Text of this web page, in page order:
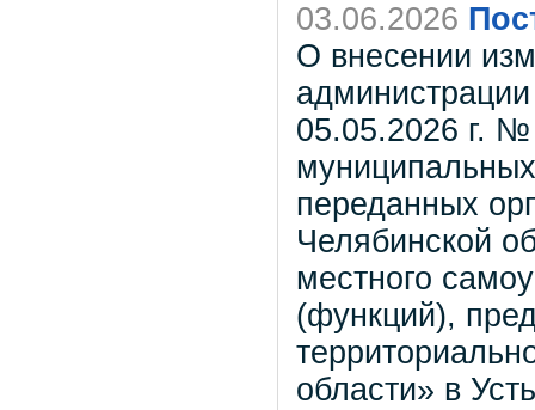
03.06.2026
О внесении
администрации
05.05.2026 г.
муниципальных
переданных
Челябинской
местного
(функций),
области» в